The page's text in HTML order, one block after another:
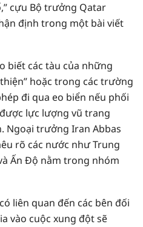
cựu Bộ trưởng Qatar
định trong một bài viết
biết các tàu của những
hoặc trong các trường
đi qua eo biển nếu phối
lực lượng vũ trang
Ngoại trưởng Iran Abbas
rõ các nước như Trung
Ấn Độ nằm trong nhóm
liên quan đến các bên đối
vào cuộc xung đột sẽ